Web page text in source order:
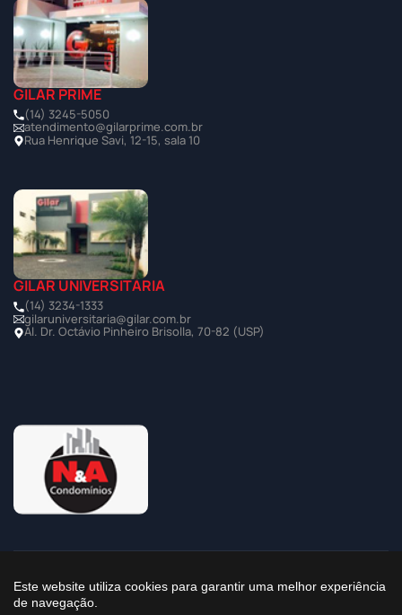
GILAR PRIME
(14) 3245-5050
atendimento@gilarprime.com.br
Rua Henrique Savi, 12-15, sala 10
GILAR UNIVERSITÁRIA
(14) 3234-1333
gilaruniversitaria@gilar.com.br
Al. Dr. Octávio Pinheiro Brisolla, 70-82 (USP)
©2025 Todos os Direitos Reservados à Imobiliária Gilar
Este website utiliza cookies para garantir uma melhor experiência
de navegação.